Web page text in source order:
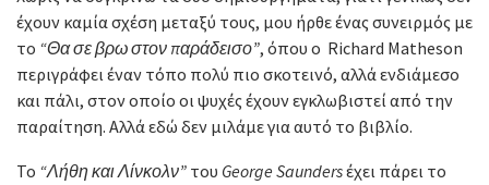
έχουν καμία σχέση μεταξύ τους, μου ήρθε ένας συνειρμός με
το “Θα σε βρω στον παράδεισο”, όπου ο Richard Matheson
περιγράφει έναν τόπο πολύ πιο σκοτεινό, αλλά ενδιάμεσο
και πάλι, στον οποίο οι ψυχές έχουν εγκλωβιστεί από την
παραίτηση. Αλλά εδώ δεν μιλάμε για αυτό το βιβλίο.
Το “Λήθη και Λίνκολν” του George Saundersέχει πάρει το